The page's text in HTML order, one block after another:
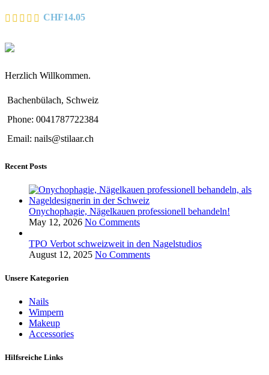
CHF14.05
Herzlich Willkommen.
Bachenbülach, Schweiz
Phone: 0041787722384
Email: nails@stilaar.ch
Recent Posts
Onychophagie, Nägelkauen professionell behandeln!
May 12, 2026 No Comments
TPO Verbot schweizweit in den Nagelstudios
August 12, 2025 No Comments
Unsere Kategorien
Nails
Wimpern
Makeup
Accessories
Hilfsreiche Links